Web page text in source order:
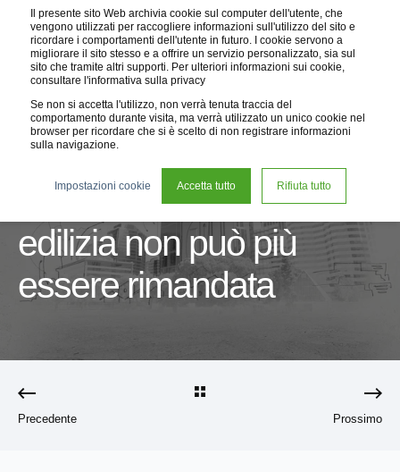
Il presente sito Web archivia cookie sul computer dell'utente, che
vengono utilizzati per raccogliere informazioni sull'utilizzo del sito e
ricordare i comportamenti dell'utente in futuro. I cookie servono a
migliorare il sito stesso e a offrire un servizio personalizzato, sia sul
sito che tramite altri supporti. Per ulteriori informazioni sui cookie,
consultare l'informativa sulla privacy
Se non si accetta l'utilizzo, non verrà tenuta traccia del
comportamento durante visita, ma verrà utilizzato un unico cookie nel
browser per ricordare che si è scelto di non registrare informazioni
sulla navigazione.
Impostazioni cookie Accetta tutto Rifiuta tutto
La decarbonizzazione
edilizia non può più
essere rimandata
Precedente Prossimo